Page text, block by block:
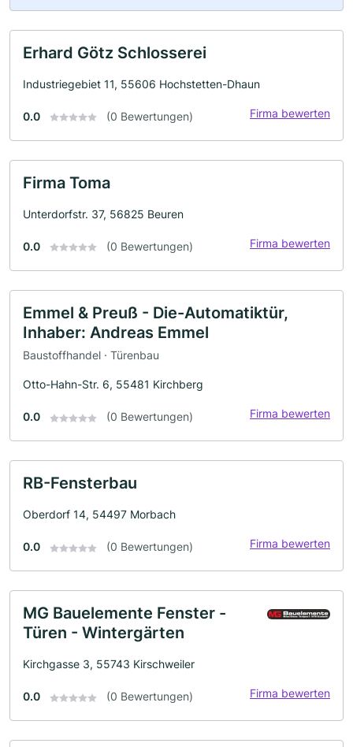
Erhard Götz Schlosserei
Industriegebiet 11, 55606 Hochstetten-Dhaun
0.0 (0 Bewertungen) Firma bewerten
Firma Toma
Unterdorfstr. 37, 56825 Beuren
0.0 (0 Bewertungen) Firma bewerten
Emmel & Preuß - Die-Automatiktür,
Inhaber: Andreas Emmel
Baustoffhandel · Türenbau
Otto-Hahn-Str. 6, 55481 Kirchberg
0.0 (0 Bewertungen) Firma bewerten
RB-Fensterbau
Oberdorf 14, 54497 Morbach
0.0 (0 Bewertungen) Firma bewerten
MG Bauelemente Fenster -
Türen - Wintergärten
Kirchgasse 3, 55743 Kirschweiler
0.0 (0 Bewertungen) Firma bewerten